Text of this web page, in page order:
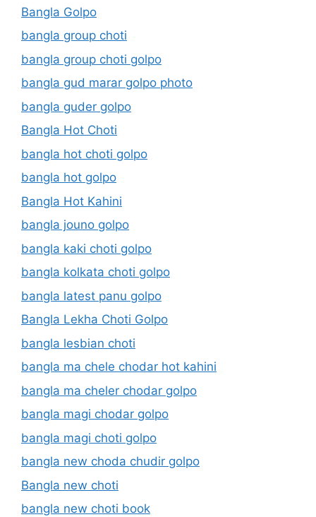
Bangla Golpo
bangla group choti
bangla group choti golpo
bangla gud marar golpo photo
bangla guder golpo
Bangla Hot Choti
bangla hot choti golpo
bangla hot golpo
Bangla Hot Kahini
bangla jouno golpo
bangla kaki choti golpo
bangla kolkata choti golpo
bangla latest panu golpo
Bangla Lekha Choti Golpo
bangla lesbian choti
bangla ma chele chodar hot kahini
bangla ma cheler chodar golpo
bangla magi chodar golpo
bangla magi choti golpo
bangla new choda chudir golpo
Bangla new choti
bangla new choti book